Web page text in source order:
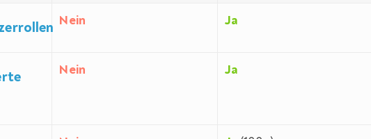
Nein Ja
Nein Ja